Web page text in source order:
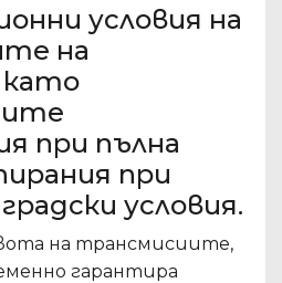
условия на
на
при пълна
при
условия.
на трансмисиите,
гарантира